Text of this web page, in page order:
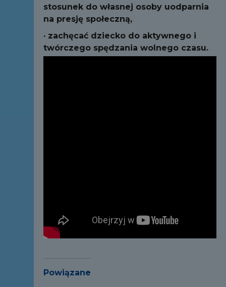
stosunek do własnej osoby uodparnia
na presję społeczną,
· zachęcać dziecko do aktywnego i
twórczego spędzania wolnego czasu.
Powiązane